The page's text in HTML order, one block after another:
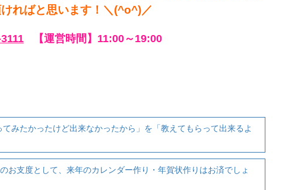
ればと思います！＼(^o^)／
【運営時間】11:00～19:00
みたかったけど出来なかったから」を「教えてもらって出来るよ
お支度として、来年のカレンダー作り・年賀状作りはお済でしょ